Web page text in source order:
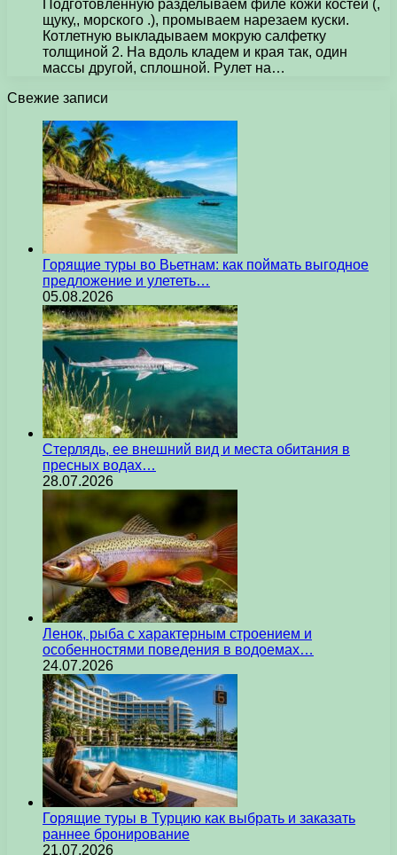
Подготовленную разделываем филе кожи костей (,
щуку,, морского .), промываем нарезаем куски.
Котлетную выкладываем мокрую салфетку
толщиной 2. На вдоль кладем и края так, один
массы другой, сплошной. Рулет на…
Свежие записи
Горящие туры во Вьетнам: как поймать выгодное
предложение и улететь…
05.08.2026
Стерлядь, ее внешний вид и места обитания в
пресных водах…
28.07.2026
Ленок, рыба с характерным строением и
особенностями поведения в водоемах…
24.07.2026
Горящие туры в Турцию как выбрать и заказать
раннее бронирование
21.07.2026